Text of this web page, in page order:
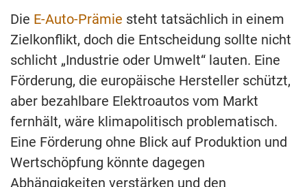
Die E-Auto-Prämie steht tatsächlich in einem
Zielkonflikt, doch die Entscheidung sollte nicht
schlicht „Industrie oder Umwelt“ lauten. Eine
Förderung, die europäische Hersteller schützt,
aber bezahlbare Elektroautos vom Markt
fernhält, wäre klimapolitisch problematisch.
Eine Förderung ohne Blick auf Produktion und
Wertschöpfung könnte dagegen
Abhängigkeiten verstärken und den